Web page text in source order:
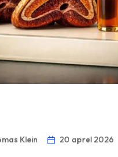
Klein
20 aprel 2026